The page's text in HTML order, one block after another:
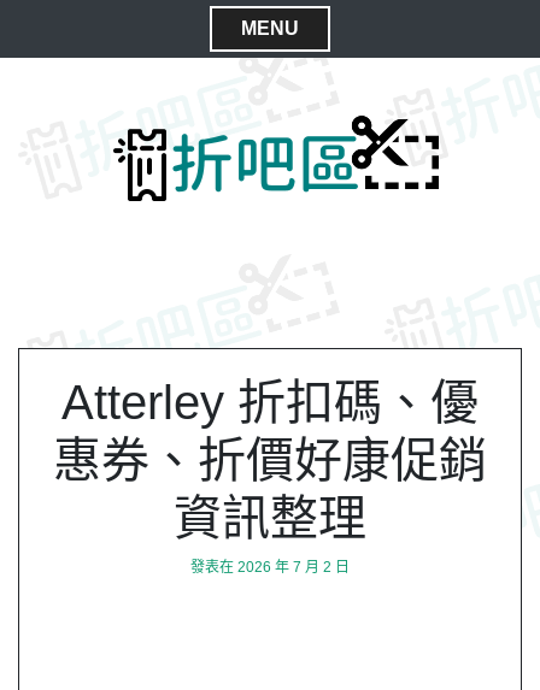
MENU
C
Atterley 折扣碼、優
惠券、折價好康促銷
資訊整理
發表在 2026 年 7 月 2 日